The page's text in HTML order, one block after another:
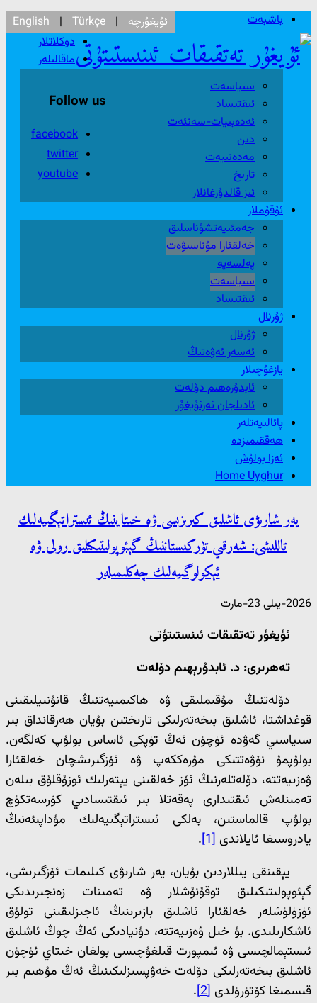
ئۇيغۇرچە |
English | Türkçe
Follow us
facebook
twitter
youtube
باشبەت
دوكلاتلار
ماقالىلەر
سىياسەت
ئىقتىساد
ئەدەبىيات-سەنئەت
دىن
مەدەنىيەت
تارىخ
ئىز قالدۇرغانلار
ئۇقۇملار
جەمئىيەتشۇناسلىق
خەلقئارا مۇناسىۋەت
پەلسەپە
سىياسەت
ئىقتىساد
ژۇرنال
ژۇرنال
ئەسەر ئەۋەتىڭ
يازغۇچىلار
ئابدۇرەھىم دۆلەت
ئادىلجان ئەرئۇيغۇر
پائالىيەتلەر
ھەققىمىزدە
ئەزا بولۇش
Home Uyghur
يەر شارىۋى ئاشلىق كىرىزىسى ۋە خىتاينىڭ ئىستراتېگىيەلىك
تاللىشى: شەرقىي تۈركىستاننىڭ گېئوپولىتىكىلىق رولى ۋە
ئېكولوگىيەلىك چەكلىمىلەر
2026-يىلى 23-مارت
ئۇيغۇر تەتقىقات ئىنستىتۇتى
تەھرىرى: د. ئابدۇرېھىم دۆلەت
دۆلەتنىڭ مۇقىملىقى ۋە ھاكىمىيەتنىڭ قانۇنىيلىقىنى
قوغداشتا، ئاشلىق بىخەتەرلىكى تارىختىن بۇيان ھەرقانداق بىر
سىياسىي گەۋدە ئۈچۈن ئەڭ تۈپكى ئاساس بولۇپ كەلگەن.
بولۇپمۇ نۆۋەتتىكى مۇرەككەپ ۋە ئۆزگىرىشچان خەلقئارا
ۋەزىيەتتە، دۆلەتلەرنىڭ ئۆز خەلقىنى يېتەرلىك ئوزۇقلۇق بىلەن
تەمىنلەش ئىقتىدارى پەقەتلا بىر ئىقتىسادىي كۆرسەتكۈچ
بولۇپ قالماستىن، بەلكى ئىستراتېگىيەلىك مۇداپىئەنىڭ
يادروسىغا ئايلاندى [1]
.
يېقىنقى يىللاردىن بۇيان، يەر شارىۋى كىلىمات ئۆزگىرىشى،
گېئوپولىتىكىلىق توقۇنۇشلار ۋە تەمىنات زەنجىرىدىكى
ئۈزۈلۈشلەر خەلقئارا ئاشلىق بازىرىنىڭ ئاجىزلىقىنى تولۇق
ئاشكارىلىدى. بۇ خىل ۋەزىيەتتە، دۇنيادىكى ئەڭ چوڭ ئاشلىق
ئىستېمالچىسى ۋە ئىمپورت قىلغۇچىسى بولغان خىتاي ئۈچۈن
ئاشلىق بىخەتەرلىكى دۆلەت خەۋپسىزلىكىنىڭ ئەڭ مۇھىم بىر
قىسمىغا كۆتۈرۈلدى [2]
.